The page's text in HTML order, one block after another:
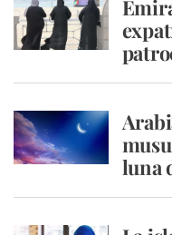
luna